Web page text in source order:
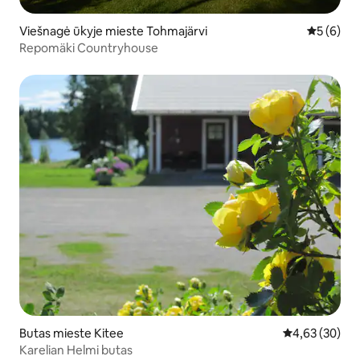
Viešnagė ūkyje mieste Tohmajärvi Vidutinis
5 (6)
Repomäki Countryhouse
Butas mieste Kitee Vidutinis
4,63 (30)
Karelian Helmi butas